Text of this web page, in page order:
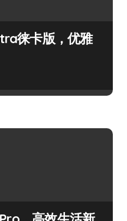
徕卡版，优雅